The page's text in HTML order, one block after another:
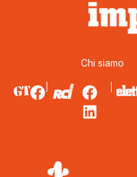
Chi siamo